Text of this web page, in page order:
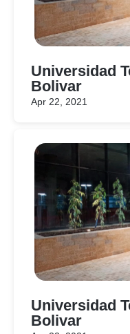
Universidad
Bolivar
Apr 22, 2021
Universidad
Bolivar